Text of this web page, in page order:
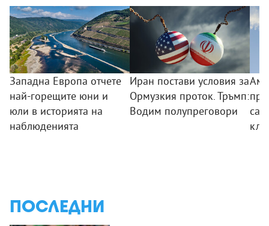
Западна Европа отчете
най-горещите юни и
юли в историята на
наблюденията
Иран постави условия за
Ормузкия проток. Тръмп:
Водим полупреговори
ПОСЛЕДНИ